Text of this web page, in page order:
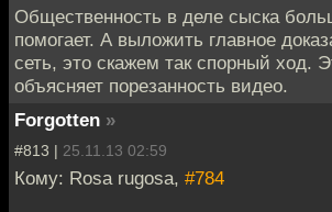
Общественность в деле сыска
помогает. А выложить главное
сеть, это скажем так спорный ход.
объясняет порезанность видео.
Forgotten »
#813 | 25.11.13 02:59
Кому: Rosa rugosa, #784